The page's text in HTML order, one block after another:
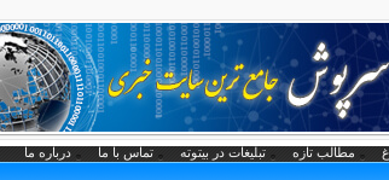
مطالب تازه تبلیغات در بیتوته تماس با ما درباره ما